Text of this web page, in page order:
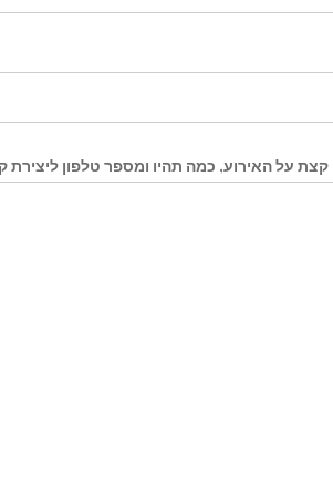
קצת על האירוע, כמה תהיו ומספר טלפון ליצירת